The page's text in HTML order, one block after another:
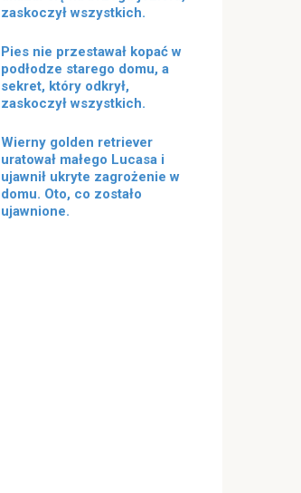
zaskoczył wszystkich.
Pies nie przestawał kopać w
podłodze starego domu, a
sekret, który odkrył,
zaskoczył wszystkich.
Wierny golden retriever
uratował małego Lucasa i
ujawnił ukryte zagrożenie w
domu. Oto, co zostało
ujawnione.